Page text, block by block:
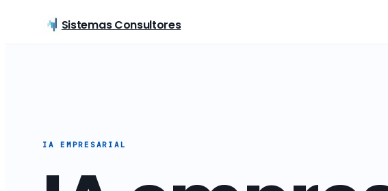
Sistemas Consultores
IA EMPRESARIAL